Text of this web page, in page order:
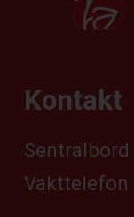
Kontakt
Vakttelefon